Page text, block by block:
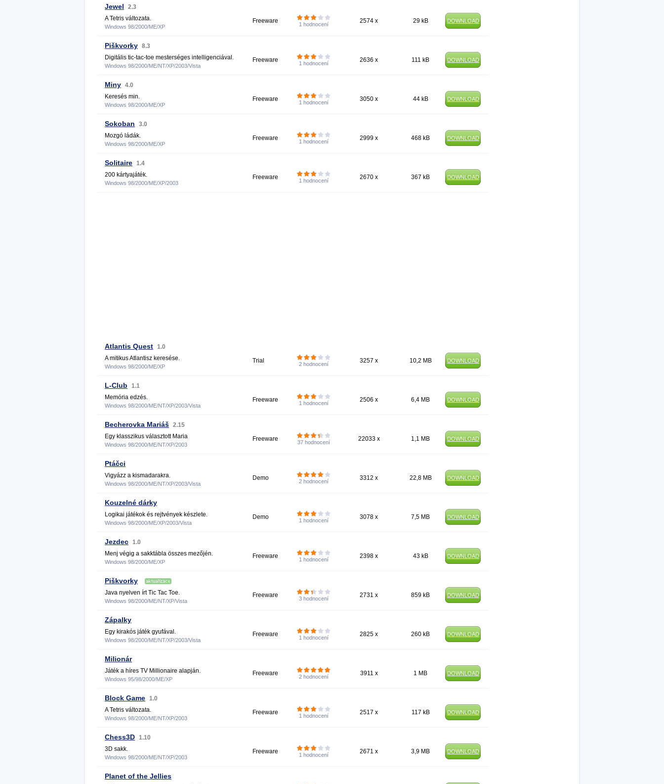
Jewel
2.3
A Tetris változata.
Windows 98/2000/ME/XP
Freeware 1 hodnocení 2574 x 29 kB DOWNLOAD
Piškvorky 8.3
Digitális tic-tac-toe mesterséges intelligenciával.
Windows 98/2000/ME/NT/XP/2003/Vista
Freeware 1 hodnocení 2636 x 111 kB DOWNLOAD
Miny 4.0
Keresés min.
Windows 98/2000/ME/XP
Freeware 1 hodnocení 3050 x 44 kB DOWNLOAD
Sokoban
3.0
Mozgó ládák.
Windows 98/2000/ME/XP
Freeware 1 hodnocení 2999 x 468 kB DOWNLOAD
Solitaire 1.4
200 kártyajáték.
Windows 98/2000/ME/XP/2003
Freeware 1 hodnocení 2670 x 367 kB DOWNLOAD
Atlantis Quest 1.0
A mitikus Atlantisz keresése.
Windows 98/2000/ME/XP
Trial 2 hodnocení 3257 x 10,2 MB DOWNLOAD
L-Club
1.1
Memória edzés.
Windows 98/2000/ME/NT/XP/2003/Vista
Freeware 1 hodnocení 2506 x 6,4 MB DOWNLOAD
Becherovka Mariáš 2.15
Egy klasszikus választott Maria
Windows 98/2000/ME/NT/XP/2003
Freeware 37 hodnocení 22033 x 1,1 MB DOWNLOAD
Ptáčci
Vigyázz a kismadarakra.
Windows 98/2000/ME/NT/XP/2003/Vista
Demo 2 hodnocení 3312 x 22,8 MB DOWNLOAD
Kouzelné dárky
Logikai játékok és rejtvények készlete.
Windows 98/2000/ME/XP/2003/Vista
Demo 1 hodnocení 3078 x 7,5 MB DOWNLOAD
Jezdec 1.0
Menj végig a sakktábla összes mezőjén.
Windows 98/2000/ME/XP
Freeware 1 hodnocení 2398 x 43 kB DOWNLOAD
Piškvorky
Java nyelven írt Tic Tac Toe.
Windows 98/2000/ME/NT/XP/Vista
Freeware 3 hodnocení 2731 x 859 kB DOWNLOAD
Zápalky
Egy kirakós játék gyufával.
Windows 98/2000/ME/NT/XP/2003/Vista
Freeware 1 hodnocení 2825 x 260 kB DOWNLOAD
Milionár
Játék a híres TV Millionaire alapján.
Windows 95/98/2000/ME/XP
Freeware 2 hodnocení 3911 x 1 MB DOWNLOAD
Block Game 1.0
A Tetris változata.
Windows 98/2000/ME/NT/XP/2003
Freeware 1 hodnocení 2517 x 117 kB DOWNLOAD
Chess3D 1.10
3D sakk.
Windows 98/2000/ME/NT/XP/2003
Freeware 1 hodnocení 2671 x 3,9 MB DOWNLOAD
Planet of the Jellies